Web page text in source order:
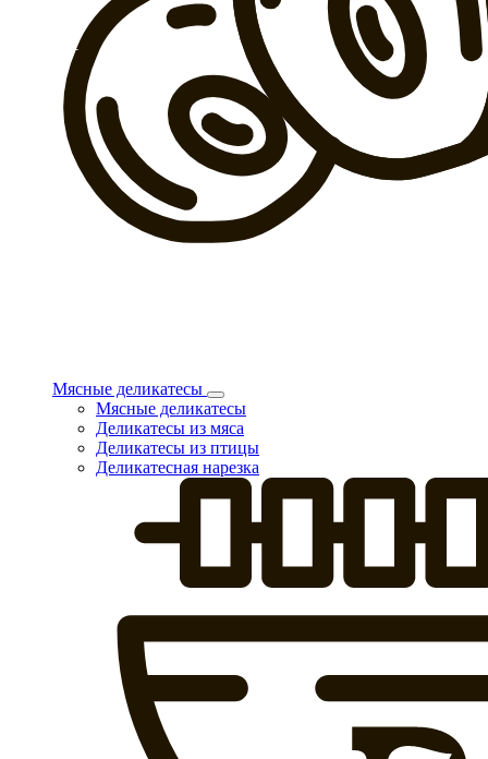
Мясные деликатесы
Мясные деликатесы
Деликатесы из мяса
Деликатесы из птицы
Деликатесная нарезка